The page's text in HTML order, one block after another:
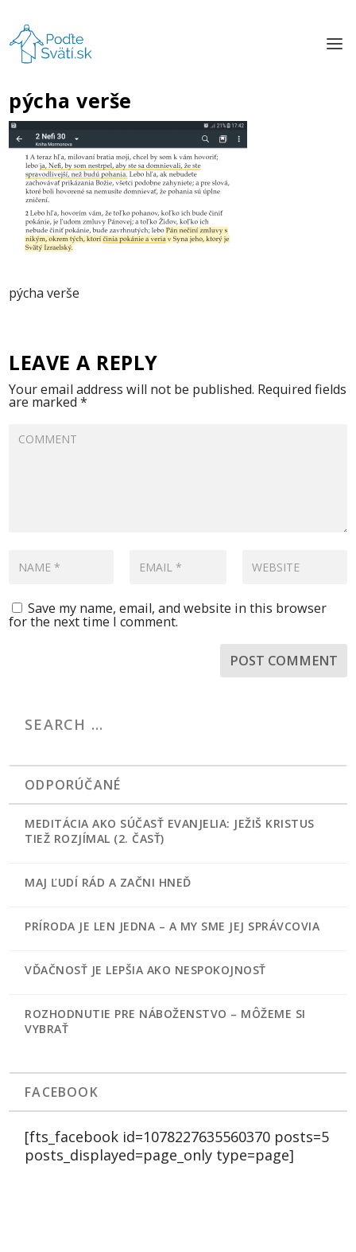
pýcha verše
pýcha verše
LEAVE A REPLY
Your email address will not be published. Required fields
are marked*
Save my name, email, and website in this browser
for the next time I comment.
ODPORÚČANÉ
MEDITÁCIA AKO SÚČASŤ EVANJELIA: JEŽIŠ KRISTUS
TIEŽ ROZJÍMAL (2. ČASŤ)
MAJ ĽUDÍ RÁD A ZAČNI HNEĎ
PRÍRODA JE LEN JEDNA – A MY SME JEJ SPRÁVCOVIA
VĎAČNOSŤ JE LEPŠIA AKO NESPOKOJNOSŤ
ROZHODNUTIE PRE NÁBOŽENSTVO – MÔŽEME SI
VYBRAŤ
FACEBOOK
[fts_facebook id=1078227635560370 posts=5
posts_displayed=page_only type=page]